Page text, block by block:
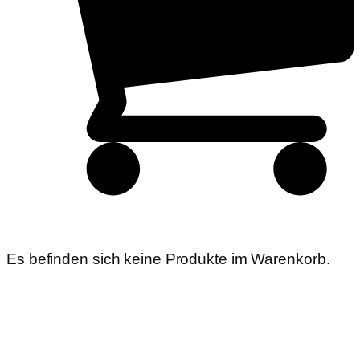
Es befinden sich keine Produkte im Warenkorb.